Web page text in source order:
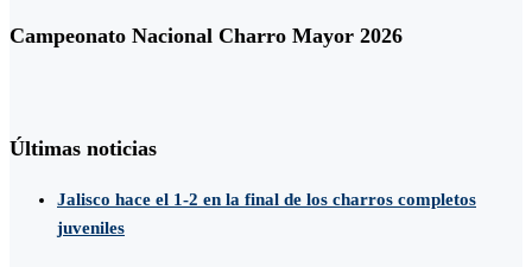
Campeonato Nacional Charro Mayor 2026
Últimas noticias
Jalisco hace el 1-2 en la final de los charros completos
juveniles